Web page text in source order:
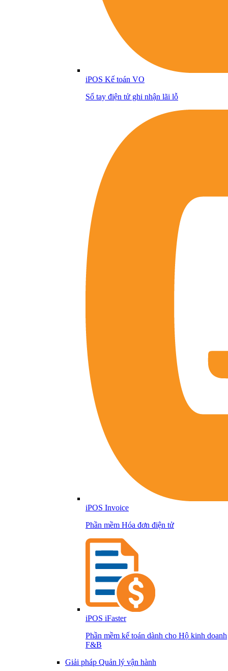
iPOS Kế toán VO
Sổ tay điện tử ghi nhận lãi lỗ
iPOS Invoice
Phần mềm Hóa đơn điện tử
iPOS iFaster
Phần mềm kế toán dành cho Hộ kinh doanh
F&B
Giải pháp Quản lý vận hành